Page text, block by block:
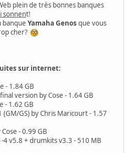
plein de très bonnes banques
sonnent!
banque Yamaha Genos que vous
cher?
sur internet:
- 1.84 GB
version by Cose - 1.64 GB
- 1.62 GB
GS) by Chris Maricourt - 1.57
- 0.99 GB
4 v5.8 + drumkits v3.3 - 510 MB